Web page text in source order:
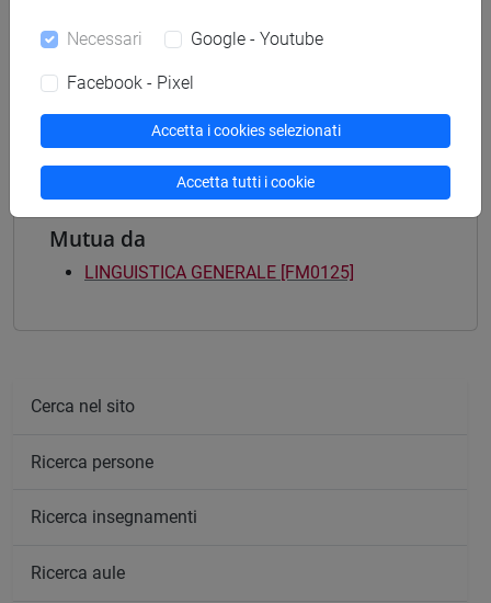
[FMR2] SCIENZE DELL'ANTICHITÀ:
Laurea magistrale (DM270)
filologia, letterature e storia dell'antichità
Mutua da
LINGUISTICA GENERALE [FM0125]
Cerca nel sito
Ricerca persone
Ricerca insegnamenti
Ricerca aule
Necessari Google - Youtube
Facebook - Pixel
Accetta i cookies selezionati
Accetta tutti i cookie